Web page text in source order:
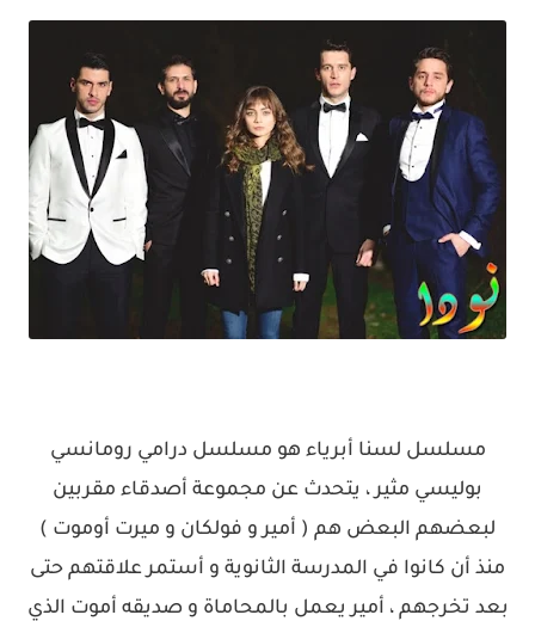
مسلسل لسنا أبرياء هو مسلسل درامي رومانسي
بوليسي مثير ، يتحدث عن مجموعة أصدقاء مقربين
لبعضهم البعض هم ( أمير و فولكان و ميرت أوموت )
منذ أن كانوا في المدرسة الثانوية و أستمر علاقتهم حتى
بعد تخرجهم ، أمير يعمل بالمحاماة و صديقه أموت الذي